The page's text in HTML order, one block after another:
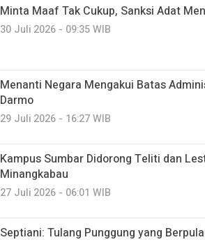
Minta Maaf Tak Cukup, Sanksi Adat
30 Juli 2026 - 09:35 WIB
Menanti Negara Mengakui Batas
Darmo
29 Juli 2026 - 16:27 WIB
Kampus Sumbar Didorong Teliti dan
Minangkabau
27 Juli 2026 - 06:01 WIB
Septiani: Tulang Punggung yang